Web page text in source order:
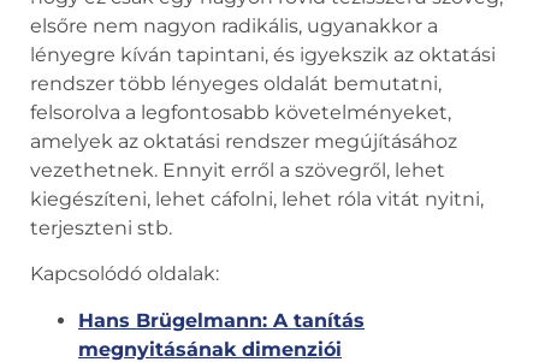
elsőre nem nagyon radikális, ugyanakkor a
lényegre kíván tapintani, és igyekszik az oktatási
rendszer több lényeges oldalát bemutatni,
felsorolva a legfontosabb követelményeket,
amelyek az oktatási rendszer megújításához
vezethetnek. Ennyit erről a szövegről, lehet
kiegészíteni, lehet cáfolni, lehet róla vitát nyitni,
terjeszteni stb.
Kapcsolódó oldalak:
Hans Brügelmann: A tanítás
megnyitásának dimenziói